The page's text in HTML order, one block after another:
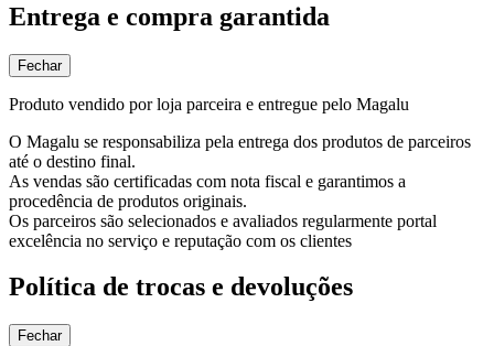
Entrega e compra garantida
Fechar
Produto vendido por loja parceira e entregue pelo Magalu
O Magalu se responsabiliza pela entrega dos produtos de parceiros
até o destino final.
As vendas são certificadas com nota fiscal e garantimos a
procedência de produtos originais.
Os parceiros são selecionados e avaliados regularmente portal
excelência no serviço e reputação com os clientes
Política de trocas e devoluções
Fechar